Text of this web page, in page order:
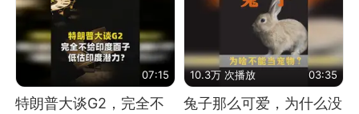
07:15
特朗普大谈G2，完全不
10.3万 次播放 03:35
兔子那么可爱，为什么没